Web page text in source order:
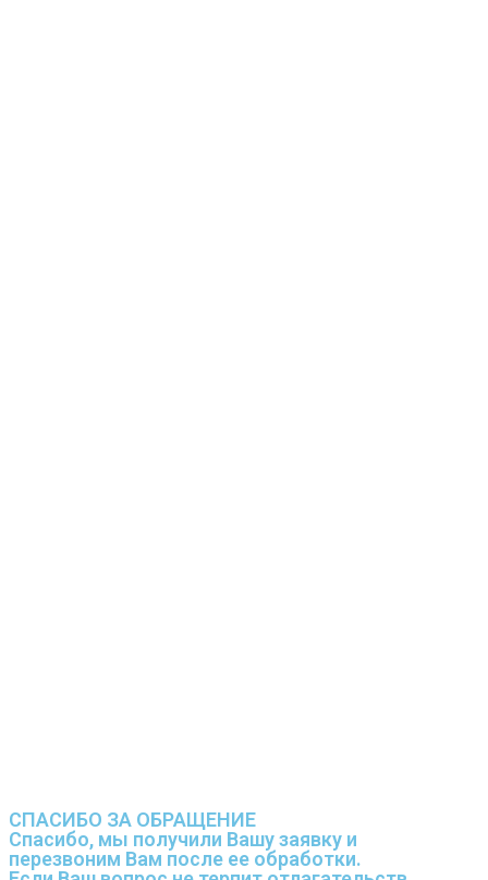
СПАСИБО ЗА ОБРАЩЕНИЕ
Спасибо, мы получили Вашу заявку и
перезвоним Вам после ее обработки.